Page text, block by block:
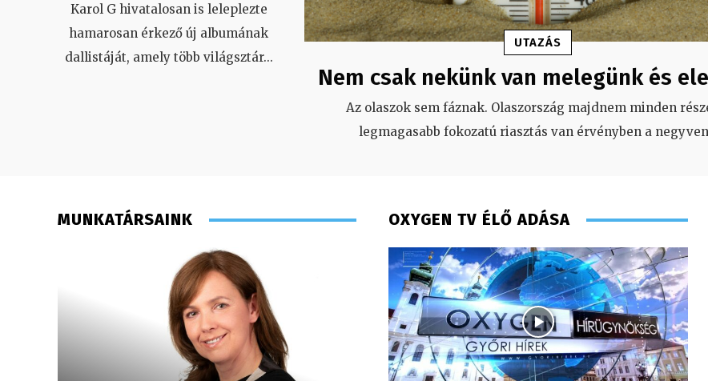
Karol G hivatalosan is leleplezte
hamarosan érkező új albumának
dallistáját, amely több világsztár...
UTAZÁS
Nem csak nekünk van melegünk és
Az olaszok sem fáznak. Olaszország majdnem minden
legmagasabb fokozatú riasztás van érvényben a negyven
MUNKATÁRSAINK OXYGEN TV ÉLŐ ADÁSA